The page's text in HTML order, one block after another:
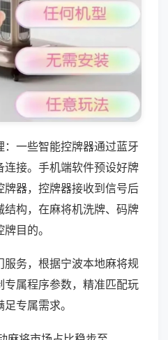
一些智能控牌器通过蓝牙
连接。手机端软件预设好牌
牌器，控牌器接收到信号后
构，在麻将机洗牌、码牌
目的。
服务，根据宁波本地麻将规
专属程序参数，精准匹配玩
专属需求。